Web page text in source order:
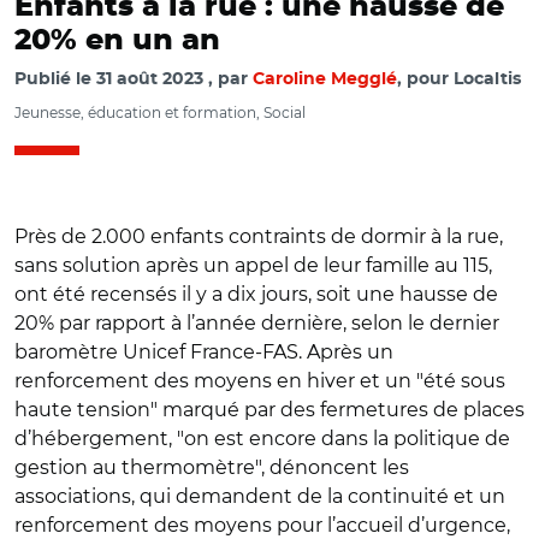
Enfants à la rue : une hausse de
20% en un an
Publié le 31 août 2023 par Caroline Megglé, pour Localtis
Jeunesse, éducation et formation, Social
Près de 2.000 enfants contraints de dormir à la rue,
sans solution après un appel de leur famille au 115,
ont été recensés il y a dix jours, soit une hausse de
20% par rapport à l’année dernière, selon le dernier
baromètre Unicef France-FAS. Après un
renforcement des moyens en hiver et un "été sous
haute tension" marqué par des fermetures de places
d’hébergement, "on est encore dans la politique de
gestion au thermomètre", dénoncent les
associations, qui demandent de la continuité et un
renforcement des moyens pour l’accueil d’urgence,